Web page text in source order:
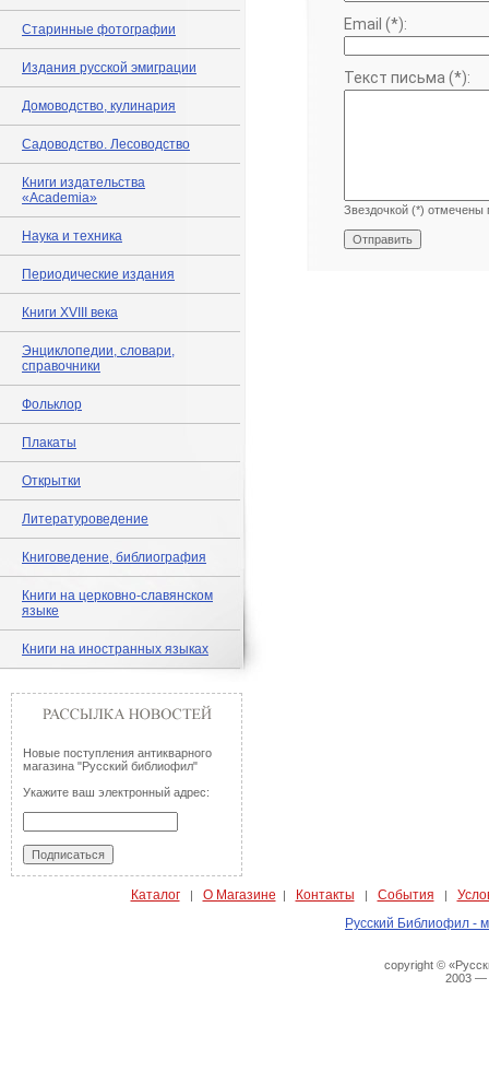
Старинные фотографии
Издания русской эмиграции
Домоводство, кулинария
Садоводство. Лесоводство
Книги издательства
«Academia»
Наука и техника
Периодические издания
Книги XVIII века
Энциклопедии, словари,
справочники
Фольклор
Плакаты
Открытки
Литературоведение
Книговедение, библиография
Книги на церковно-славянском
языке
Книги на иностранных языках
Новые поступления антикварного
магазина "Русский библиофил"
Укажите ваш электронный адрес:
Email (*):
Текст письма (*):
Звездочкой (*) отмечены
Каталог| О Магазине | Контакты | События |
Русский Библиофил -
copyright ©
2003 —